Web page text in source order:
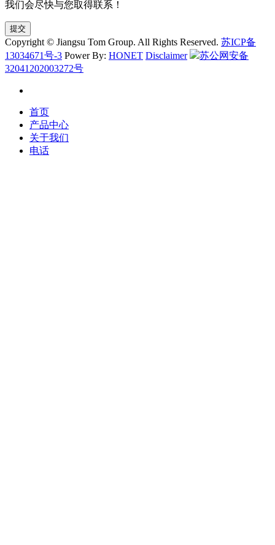
我们会尽快与您取得联系！
提交
Copyright © Jiangsu Tom Group. All Rights Reserved. 苏ICP备
13034671号-3 Power By: HONET Disclaimer
苏公网安备
32041202003272号
首页
产品中心
关于我们
电话